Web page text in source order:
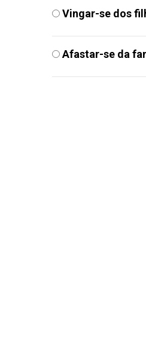
Vingar-se dos
Afastar-se da